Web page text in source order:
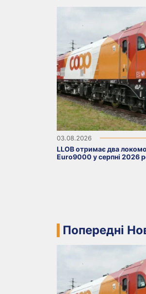
03.08.2026
LLOB отримає два
Euro9000 у серпні 2026
Попередні